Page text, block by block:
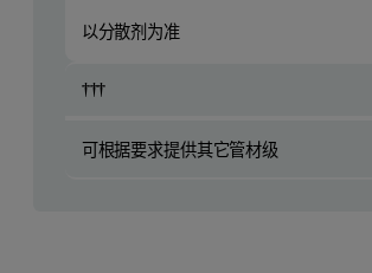
以分散剂为准
†††
可根据要求提供其它管材级